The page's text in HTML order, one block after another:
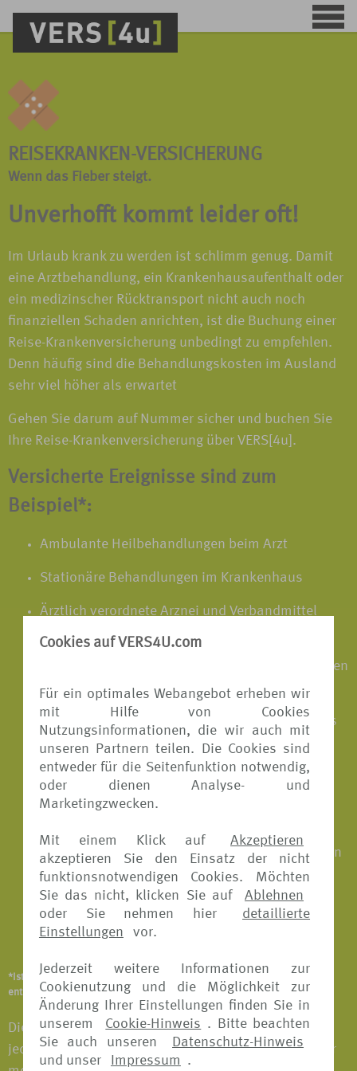
Cookies auf VERS4U.com
Für ein optimales Webangebot erheben wir
mit Hilfe von Cookies
Nutzungsinformationen, die wir auch mit
unseren Partnern teilen. Die Cookies sind
entweder für die Seitenfunktion notwendig,
oder dienen Analyse- und
Marketingzwecken.
Mit einem Klick auf
Akzeptieren
akzeptieren Sie den Einsatz der nicht
funktionsnotwendigen Cookies. Möchten
Sie das nicht, klicken Sie auf
Ablehnen
oder Sie nehmen hier
detaillierte
Einstellungen
vor.
Jederzeit weitere Informationen zur
Cookienutzung und die Möglichkeit zur
Änderung Ihrer Einstellungen finden Sie in
unserem
Cookie-Hinweis . Bitte beachten
Sie auch unseren
Datenschutz-Hinweis
und unser
Impressum .
REISEKRANKEN-VERSICHERUNG
Wenn das Fieber steigt.
Unverhofft kommt leider oft!
Im Urlaub krank zu werden ist schlimm genug. Damit
eine Arztbehandlung, ein Krankenhausaufenthalt oder
ein medizinscher Rücktransport nicht auch noch
finanziellen Schaden anrichten, ist die Buchung einer
Reise-Krankenversicherung unbedingt zu empfehlen.
Denn häufig sind die Behandlungskosten im Ausland
sehr viel höher als erwartet
Gehen Sie darum auf Nummer sicher und buchen Sie
Ihre Reise-Krankenversicherung über VERS[4u].
Versicherte Ereignisse sind zum
Beispiel*:
Ambulante Heilbehandlungen beim Arzt
Stationäre Behandlungen im Krankenhaus
Ärztlich verordnete Arznei und Verbandmittel
sowie unfallbedingte Hilfsmittel
Notwendige Heilbehandlungen des neugeborenen
Kindes bei Frühgeburten im Ausland
Transport zum nächsterreichbaren Krankenhaus
und zurück in die Unterkunft
Medizinisch sinnvoller vertretbarer
Krankenrücktransport
Schmerzstillende konservierende
Zahnbehandlungen einschließlich Zahnfüllungen
Ärztlich verordnete Massagen
Überführung ins Inland oder Bestattung im
Ausland im Todesfall
*Ist abhängig vom Versicherungsangebot und Versicherer. Details
entnehmen Sie bitte den jeweiligen Versicherungsbedingungen.
Die Buchung einer Reise-Krankenversicherung ist
jederzeit vor Beginn der Reise möglich. Die Kosten für